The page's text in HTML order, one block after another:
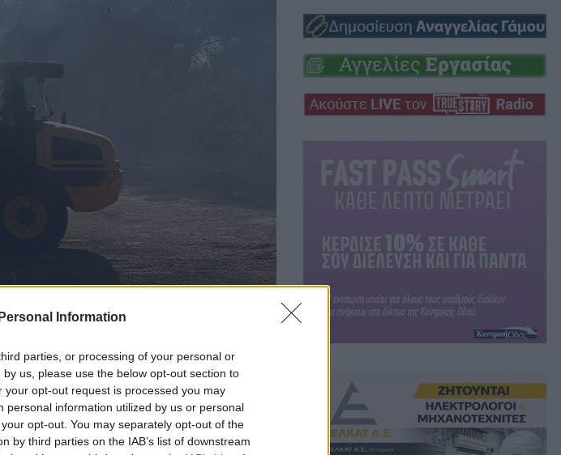
Information
parties, or processing of your personal or
us, please use the below opt-out section to
opt-out request is processed you may
information utilized by us or personal
opt-out. You may separately opt-out of the
by third parties on the IAB’s list of downstream